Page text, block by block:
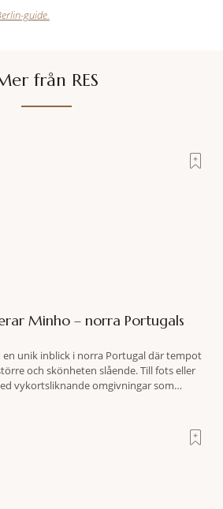
guide.
från RES
Minho – norra Portugals
unik inblick i norra Portugal där tempot
och skönheten slående. Till fots eller
vykortsliknande omgivningar som